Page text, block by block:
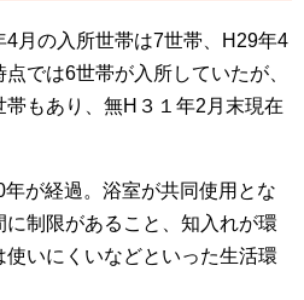
4月の入所世帯は7世帯、H29年4
では6世帯が入所していたが、
もあり、無H３１年2月末現在
が経過。浴室が共同使用とな
制限があること、知入れが環
いにくいなどといった生活環